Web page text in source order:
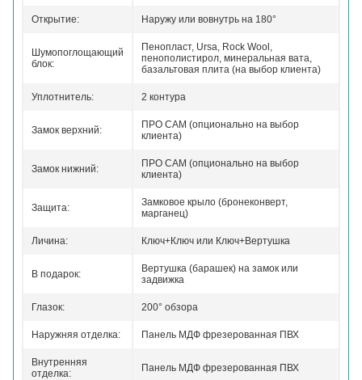
Открытие: Наружу или вовнутрь на 180°
Шумопоглощающий
блок:
Пенопласт, Ursa, Rock Wool,
пенополистирол, минеральная вата,
базальтовая плита (на выбор клиента)
Уплотнитель: 2 контура
Замок верхний:
ПРО САМ (опционально на выбор
клиента)
Замок нижний:
ПРО САМ (опционально на выбор
клиента)
Защита:
Замковое крыло (бронеконверт,
марганец)
Личина: Ключ+Ключ или Ключ+Вертушка
В подарок:
Вертушка (барашек) на замок или
задвижка
Глазок: 200° обзора
Наружняя отделка: Панель МДФ фрезерованная ПВХ
Внутренняя
отделка:
Панель МДФ фрезерованная ПВХ